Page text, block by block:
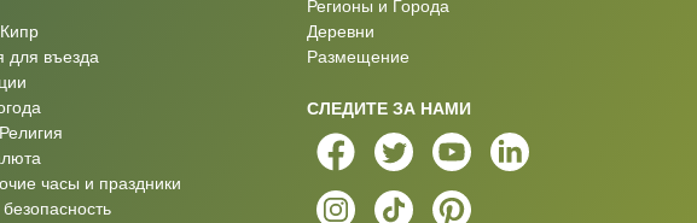
для въезда
часы и праздники
Регионы и Города
Деревни
Размещение
СЛЕДИТЕ ЗА НАМИ